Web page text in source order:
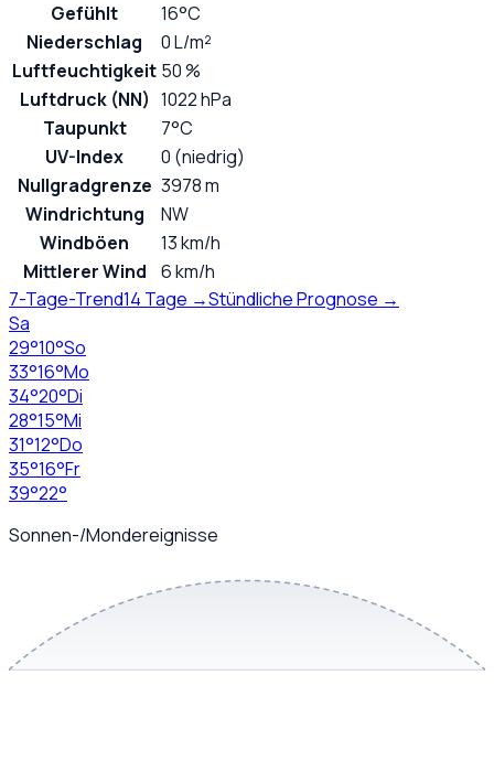
Gefühlt
16°C
Niederschlag
0 L/m²
Luftfeuchtigkeit 50 %
Luftdruck (NN) 1022 hPa
Taupunkt
7°C
UV-Index
0 (niedrig)
Nullgradgrenze 3978 m
Windrichtung
NW
Windböen
13 km/h
Mittlerer Wind
6 km/h
7-Tage-Trend14 Tage →Stündliche Prognose →
Sa
29°10°So
33°16°Mo
34°20°Di
28°15°Mi
31°12°Do
35°16°Fr
39°22°
Sonnen-/Mondereignisse